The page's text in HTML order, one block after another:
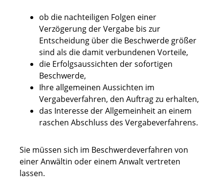
ob die nachteiligen Folgen einer
Verzögerung der Vergabe bis zur
Entscheidung über die Beschwerde größer
sind als die damit verbundenen Vorteile,
die Erfolgsaussichten der sofortigen
Beschwerde,
Ihre allgemeinen Aussichten im
Vergabeverfahren, den Auftrag zu erhalten,
das Interesse der Allgemeinheit an einem
raschen Abschluss des Vergabeverfahrens.
Sie müssen sich im Beschwerdeverfahren von
einer Anwältin oder einem Anwalt vertreten
lassen.